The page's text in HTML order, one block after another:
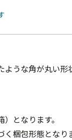
ような角が丸い形
となります。
梱包形態となり